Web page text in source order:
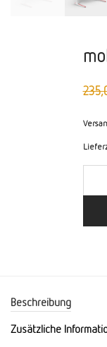
war:
ist:
Beschreibung
Zusätzliche